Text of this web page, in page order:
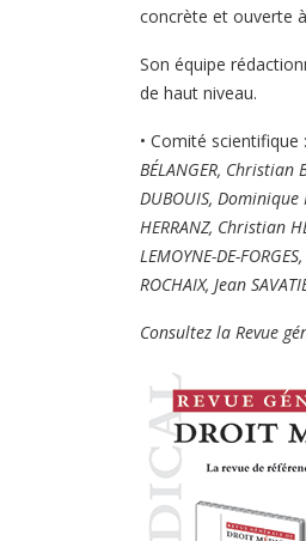
concrète et ouverte
Son équipe
de haut niveau.
• Comité scientifique :
BÉLANGER, Christian
DUBOUIS, Dominique
HERRANZ, Christian
LEMOYNE-DE-
ROCHAIX, Jean
Consultez la Revue